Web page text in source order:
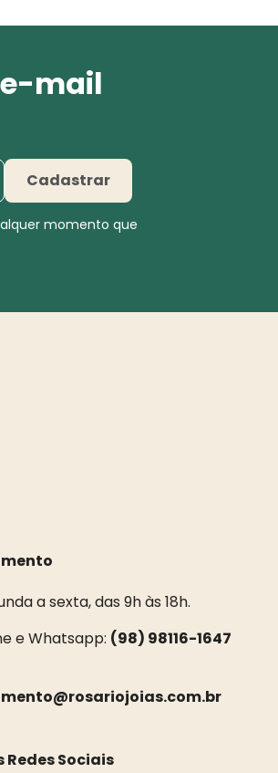
mail
Cadastrar
momento que
a sexta, das 9h às 18h.
e Whatsapp: (98) 98116-1647
Redes Sociais